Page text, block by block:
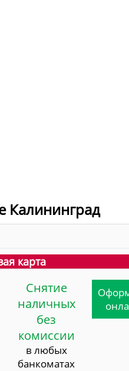
Калининград
карта
Снятие
наличных
без
комиссии
в любых
банкоматах